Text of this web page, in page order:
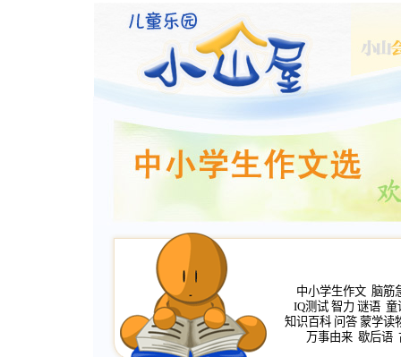
中小学生作文 脑筋
IQ测试 智力 谜语 童
知识百科 问答 蒙学读
万事由来 歇后语